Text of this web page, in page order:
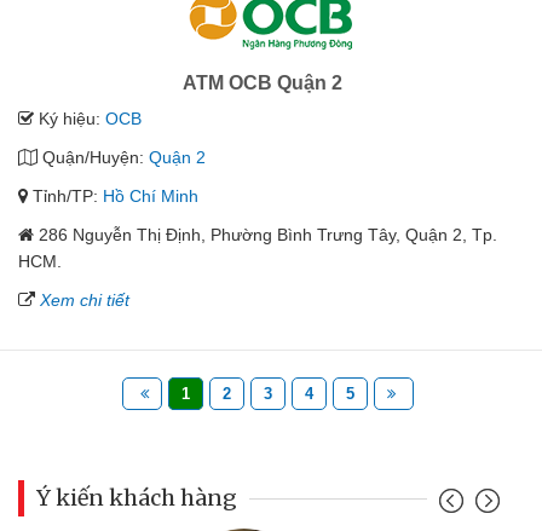
ATM OCB Quận 2
Ký hiệu: OCB
Quận/Huyện: Quận 2
Tỉnh/TP: Hồ Chí Minh
286 Nguyễn Thị Định, Phường Bình Trưng Tây, Quận 2, Tp.
HCM.
Xem chi tiết
1 2 3 4 5
Ý kiến khách hàng